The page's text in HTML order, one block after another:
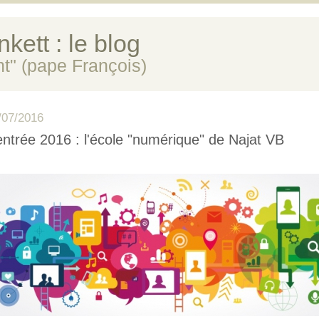
: le blog
(pape François)
2016
2016 : l'école "numérique" de Najat VB